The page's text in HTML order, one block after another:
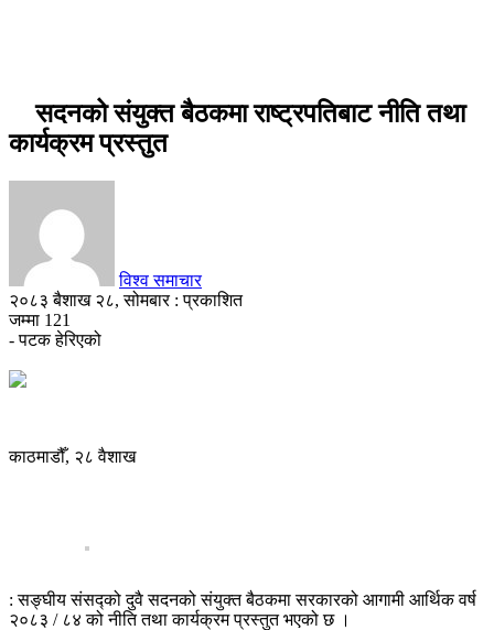
सदनको संयुक्त बैठकमा राष्ट्रपतिबाट नीति तथा
कार्यक्रम प्रस्तुत
विश्व समाचार
२०८३ बैशाख २८, सोमबार : प्रकाशित
जम्मा 121
- पटक हेरिएको
काठमाडौँ, २८ वैशाख
: सङ्घीय संसद्को दुवै सदनको संयुक्त बैठकमा सरकारको आगामी आर्थिक वर्ष
२०८३ / ८४ को नीति तथा कार्यक्रम प्रस्तुत भएको छ ।